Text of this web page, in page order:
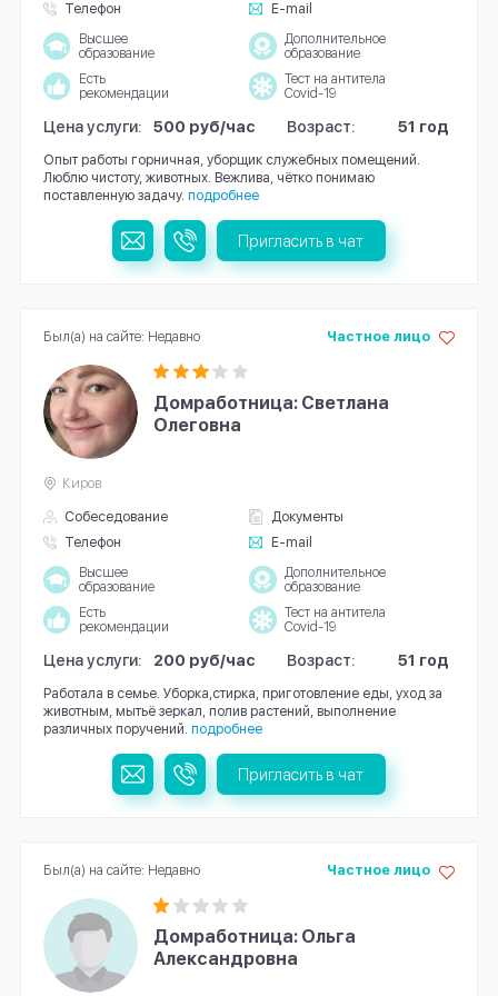
Телефон E-mail
Высшее
образование
Дополнительное
образование
Есть
рекомендации
Тест на антитела
Covid-19
Цена услуги: 500 руб/час Возраст: 51 год
Опыт работы горничная, уборщик служебных помещений.
Люблю чистоту, животных. Вежлива, чётко понимаю
поставленную задачу. подробнее
Пригласить в чат
Домработница: Светлана
Олеговна
Собеседование
Документы
Телефон
E-mail
Частное лицо
Киров
Высшее
образование
Дополнительное
образование
Есть
рекомендации
Тест на антитела
Covid-19
Цена услуги: 200 руб/час Возраст: 51 год
Работала в семье. Уборка,стирка, приготовление еды, уход за
животным, мытьё зеркал, полив растений, выполнение
различных поручений. подробнее
Был(а) на сайте: Недавно
Пригласить в чат
Домработница: Ольга
Александровна
Частное лицо
Был(а) на сайте: Недавно